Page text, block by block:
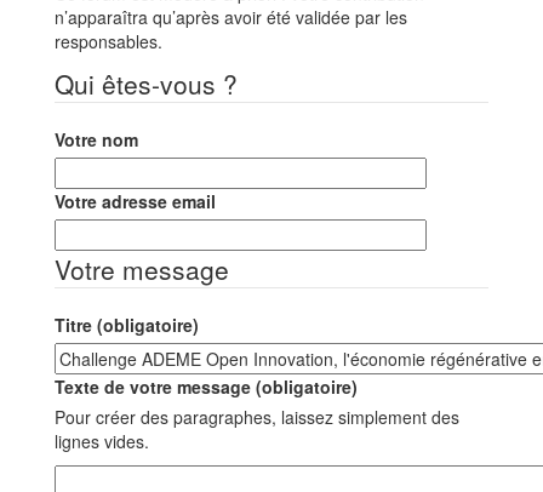
n’apparaîtra qu’après avoir été validée par les
responsables.
Qui êtes-vous ?
Votre nom
Votre adresse email
Votre message
Titre (obligatoire)
Texte de votre message (obligatoire)
Pour créer des paragraphes, laissez simplement des
lignes vides.